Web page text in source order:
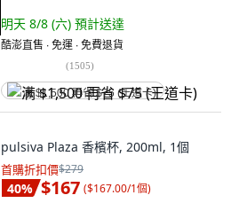
明天 8/8 (六) 預計送達
酷澎直售 ∙ 免運 ∙ 免費退貨
(1505)
满 $1,500 再省 $75 (王道卡)
pulsiva Plaza 香檳杯, 200ml, 1個
首購折扣價$279
40% $167 ($167.00/1個)